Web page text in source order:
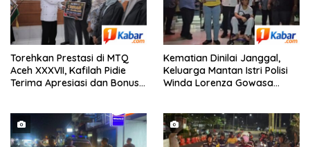
Torehkan Prestasi di MTQ
Aceh XXXVII, Kafilah Pidie
Terima Apresiasi dan Bonus
Kematian Dinilai Janggal,
Keluarga Mantan Istri Polisi
Winda Lorenza Gowasa